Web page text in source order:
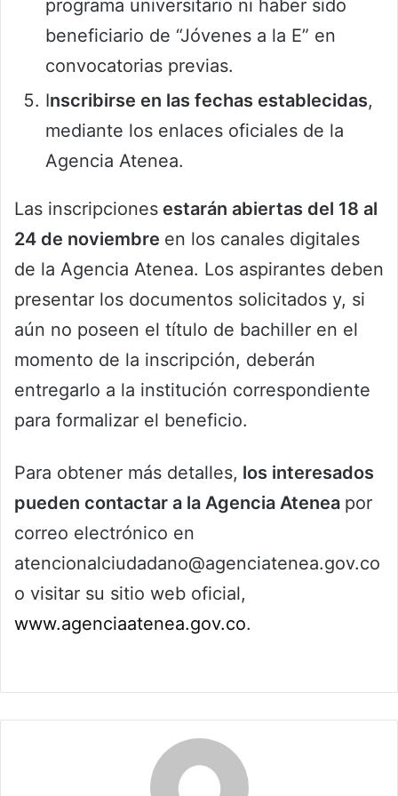
programa universitario ni haber sido
beneficiario de “Jóvenes a la E” en
convocatorias previas.
Inscribirse en las fechas establecidas,
mediante los enlaces oficiales de la
Agencia Atenea.
Las inscripciones estarán abiertas del 18 al
24 de noviembre en los canales digitales
de la Agencia Atenea. Los aspirantes deben
presentar los documentos solicitados y, si
aún no poseen el título de bachiller en el
momento de la inscripción, deberán
entregarlo a la institución correspondiente
para formalizar el beneficio.
Para obtener más detalles, los interesados
pueden contactar a la Agencia Atenea por
correo electrónico en
atencionalciudadano@agenciatenea.gov.co
o visitar su sitio web oficial,
www.agenciaatenea.gov.co.